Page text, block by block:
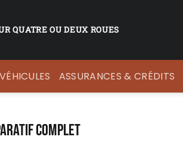
QUATRE OU DEUX ROUES
ASSURANCES & CRÉDITS
complet